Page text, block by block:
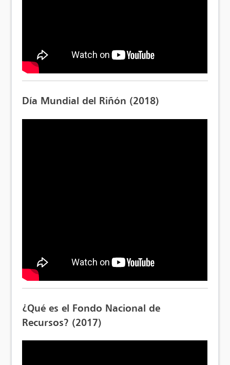
Día Mundial del Riñón (2018)
¿Qué es el Fondo Nacional de
Recursos? (2017)